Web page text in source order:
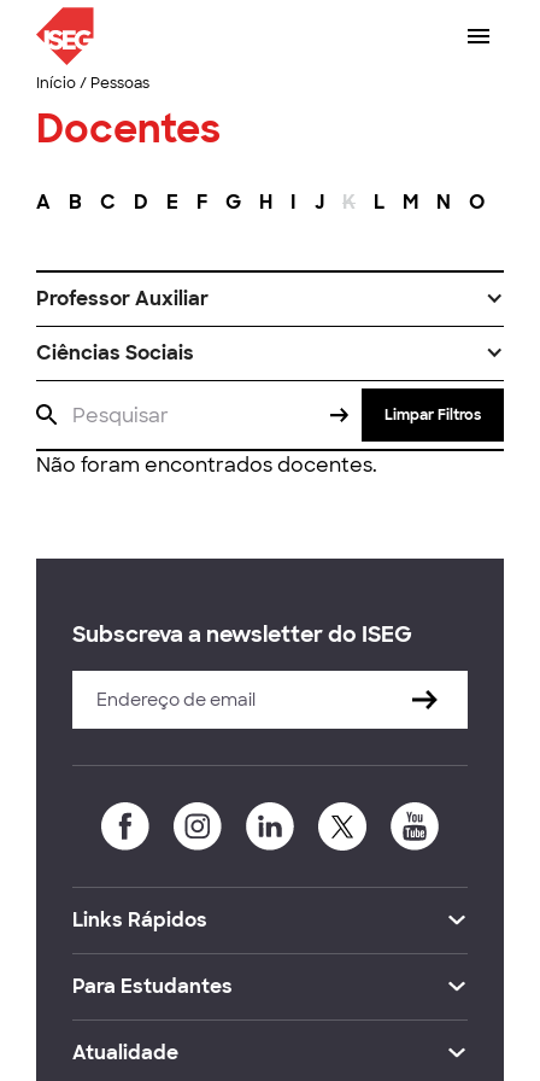
Início/ Pessoas
Docentes
A B C D E F G H I J K L M N O
Professor Auxiliar
Ciências Sociais
Limpar Filtros
Não foram encontrados docentes.
Subscreva a newsletter do ISEG
Links Rápidos
Para Estudantes
Atualidade